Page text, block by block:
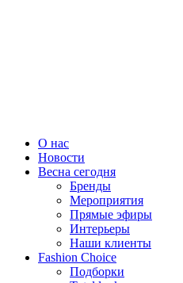
О нас
Новости
Весна сегодня
Бренды
Меро­приятия
Прямые эфиры
Интерьеры
Наши клиенты
Fashion Choice
Подборки